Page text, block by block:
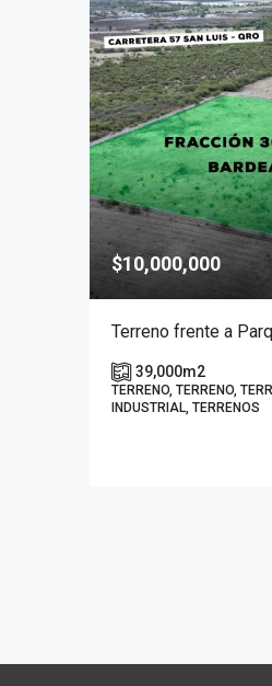
$10,000,000
Terreno frente a
39,000m2
TERRENO, TERRENO,
INDUSTRIAL, TERRENOS